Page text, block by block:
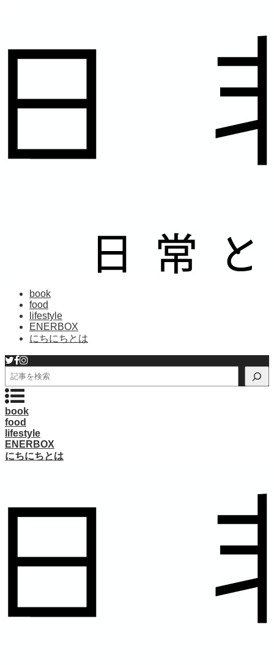
book
food
lifestyle
ENERBOX
にちにちとは
検
索
book
food
lifestyle
ENERBOX
にちにちとは